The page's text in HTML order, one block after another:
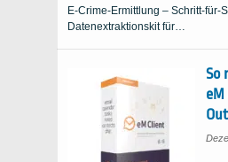
E-Crime-Ermittlung – Schritt-für-
Datenextraktionskit für…
So
eM